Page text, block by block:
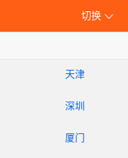
切换
天津
深圳
厦门